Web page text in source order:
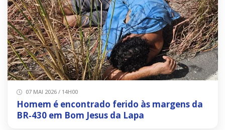
07 MAI 2026 / 14H00
Homem é encontrado ferido às margens da
BR‑430 em Bom Jesus da Lapa